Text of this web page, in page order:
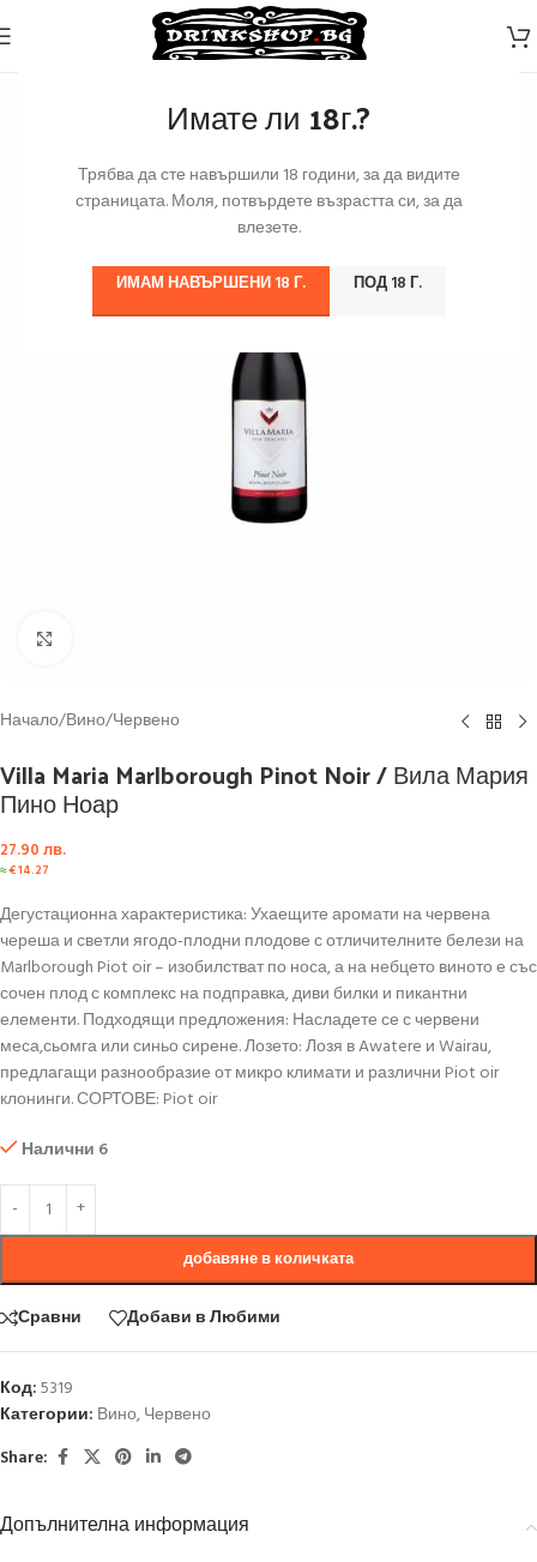
Имате ли 18г.?
Трябва да сте навършили 18 години, за да видите
страницата. Моля, потвърдете възрастта си, за да
влезете.
ИМАМ НАВЪРШЕНИ 18 Г. ПОД 18 Г.
Начало/Вино/Червено
Villa Maria Marlborough Pinot Noir / Вила Мария
Пино Ноар
27.90 лв.
≈€14.27
Дегустационна характеристика: Ухаещите аромати на червена
череша и светли ягодо-плодни плодове с отличителните белези на
Marlborough Piot oir – изобилстват по носа, а на небцето виното е със
сочен плод с комплекс на подправка, диви билки и пикантни
елементи. Подходящи предложения: Насладете се с червени
меса,сьомга или синьо сирене. Лозето: Лозя в Awatere и Wairau,
предлагащи разнообразие от микро климати и различни Piot oir
клонинги. СОРТОВЕ: Piot oir
Налични 6
добавяне в количката
Сравни Добави в Любими
Код:5319
Категории: Вино,Червено
Share:
Допълнителна информация